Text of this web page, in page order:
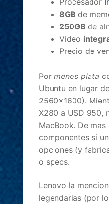
Procesador
8GB de
250GB de
Video
Precio de
Por menos plata
Ubuntu en lugar
2560×1600).
X280 a USD 950,
MacBook. De
componentes si
opciones (y
o specs.
Lenovo la
legendarias (por